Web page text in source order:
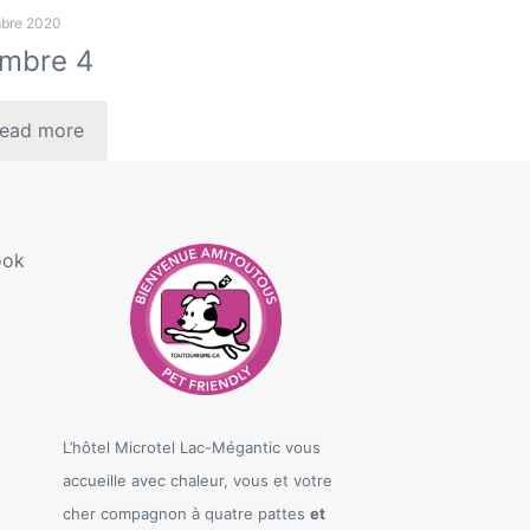
2020
4
more
L’hôtel Microtel Lac-Mégantic vous
accueille avec chaleur, vous et votre
cher compagnon à quatre pattes et